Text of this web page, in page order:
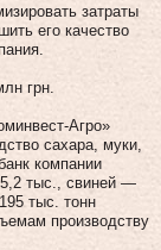
затраты
его качество
грн.
Агро»
сахара, муки,
компании
тыс., свиней —
тыс. тонн
производству